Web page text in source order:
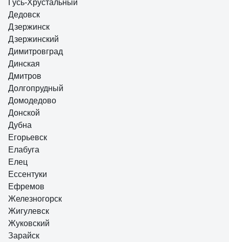
Гусь-Хрустальный
Дедовск
Дзержинск
Дзержинский
Димитровград
Динская
Дмитров
Долгопрудный
Домодедово
Донской
Дубна
Егорьевск
Елабуга
Елец
Ессентуки
Ефремов
Железногорск
Жигулевск
Жуковский
Зарайск